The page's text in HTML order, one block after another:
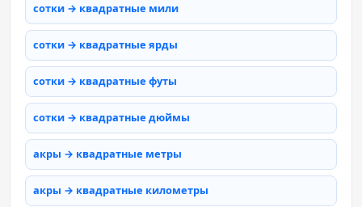
сотки → квадратные мили
сотки → квадратные ярды
сотки → квадратные футы
сотки → квадратные дюймы
акры → квадратные метры
акры → квадратные километры